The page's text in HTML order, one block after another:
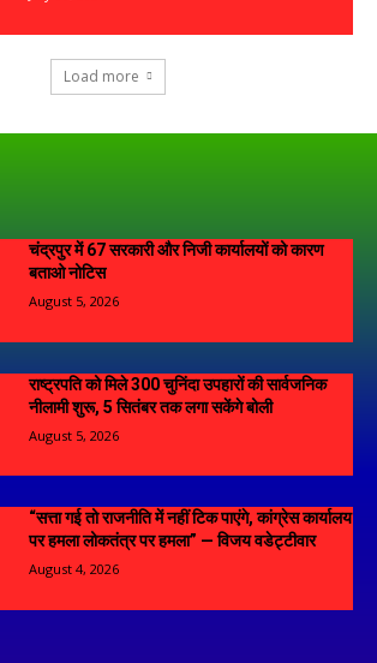
Load more
चंद्रपुर में 67 सरकारी और निजी कार्यालयों को कारण
बताओ नोटिस
August 5, 2026
राष्ट्रपति को मिले 300 चुनिंदा उपहारों की सार्वजनिक
नीलामी शुरू, 5 सितंबर तक लगा सकेंगे बोली
August 5, 2026
“सत्ता गई तो राजनीति में नहीं टिक पाएंगे, कांग्रेस कार्यालय
पर हमला लोकतंत्र पर हमला” — विजय वडेट्टीवार
August 4, 2026